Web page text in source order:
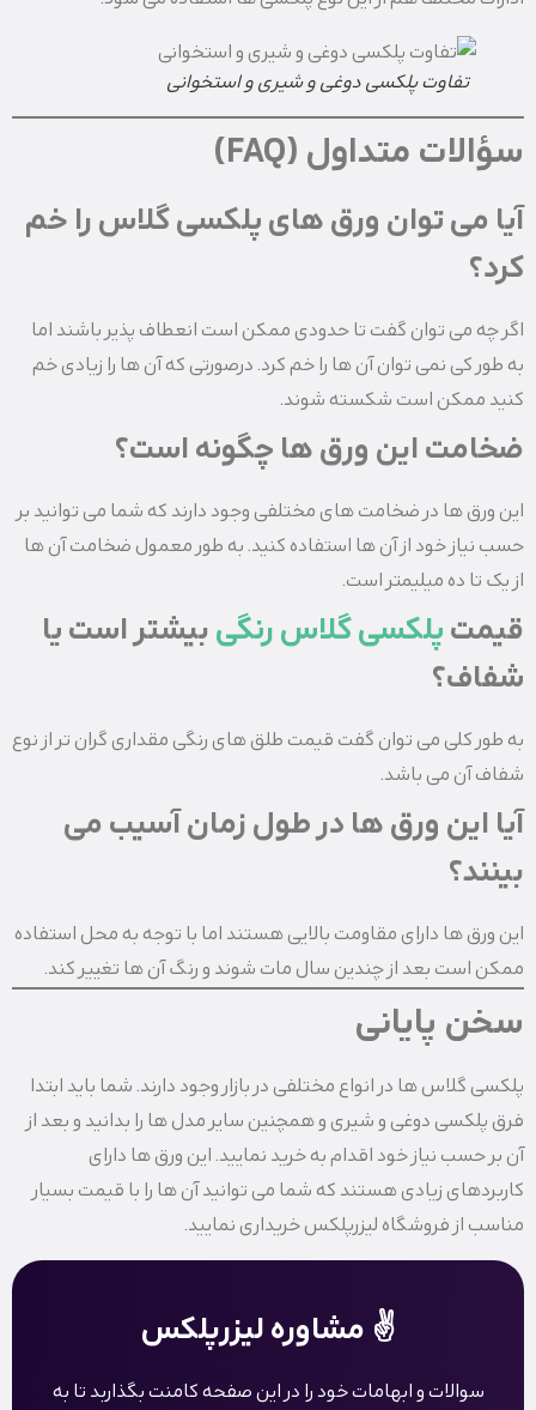
تفاوت پلکسی دوغی و شیری و استخوانی
سؤالات متداول (FAQ)
آیا می توان ورق های پلکسی گلاس را خم
کرد؟
اگر چه می توان گفت تا حدودی ممکن است انعطاف پذیر باشند اما
به طور کی نمی توان آن ها را خم کرد. درصورتی که آن ها را زیادی خم
کنید ممکن است شکسته شوند.
ضخامت این ورق ها چگونه است؟
این ورق ها در ضخامت های مختلفی وجود دارند که شما می توانید بر
حسب نیاز خود از آن ها استفاده کنید. به طور معمول ضخامت آن ها
از یک تا ده میلیمتر است.
قیمت پلکسی گلاس رنگی بیشتر است یا
شفاف؟
به طور کلی می توان گفت قیمت طلق های رنگی مقداری گران تر از نوع
شفاف آن می باشد.
آیا این ورق ها در طول زمان آسیب می
بینند؟
این ورق ها دارای مقاومت بالایی هستند اما با توجه به محل استفاده
ممکن است بعد از چندین سال مات شوند و رنگ آن ها تغییر کند.
سخن پایانی
پلکسی گلاس ها در انواع مختلفی در بازار وجود دارند. شما باید ابتدا
فرق پلکسی دوغی و شیری و همچنین سایر مدل ها را بدانید و بعد از
آن بر حسب نیاز خود اقدام به خرید نمایید. این ورق ها دارای
کاربردهای زیادی هستند که شما می توانید آن ها را با قیمت بسیار
مناسب از فروشگاه لیزرپلکس خریداری نمایید.
✌️ مشاوره لیزرپلکس
سوالات و ابهامات خود را در این صفحه کامنت بگذاربد تا به